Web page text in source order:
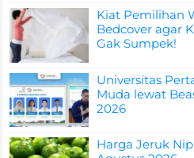
Kiat Pemilihan
Bedcover agar
Gak Sumpek!
Universitas
Muda lewat
2026
Harga Jeruk